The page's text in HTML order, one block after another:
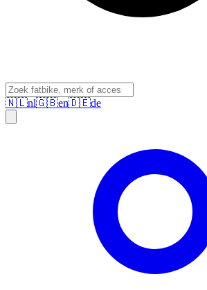
🇳🇱nl🇬🇧en🇩🇪de